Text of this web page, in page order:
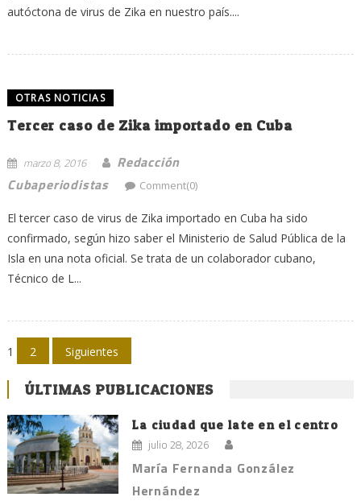
autóctona de virus de Zika en nuestro país....
OTRAS NOTICIAS
Tercer caso de Zika importado en Cuba
marzo 8, 2016
Redacción
Cubaperiodistas
Comment(0)
El tercer caso de virus de Zika importado en Cuba ha sido
confirmado, según hizo saber el Ministerio de Salud Pública de la
Isla en una nota oficial. Se trata de un colaborador cubano,
Técnico de L...
Navegación
de
entradas
1 2 Siguientes
ÚLTIMAS PUBLICACIONES
La ciudad que late en el centro
julio 28, 2026
María Fernanda González
Hernández